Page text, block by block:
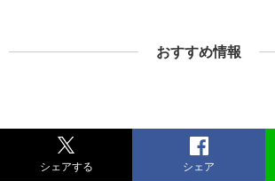
おすすめ情報
シェアする シェア